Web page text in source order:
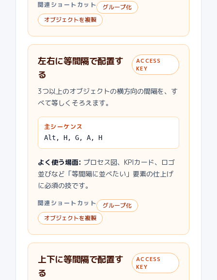
関連ショートカット
グループ化
オブジェクトを複製
左右に等間隔で配置す
る
ACCESS
KEY
3つ以上のオブジェクトの横方向の間隔を、す
べて等しくそろえます。
主シーケンス
Alt, H, G, A, H
よく使う場面: プロセス図、KPIカード、ロゴ
並びなど「等間隔に並べたい」要素の仕上げ
に必須の技です。
関連ショートカット
グループ化
オブジェクトを複製
上下に等間隔で配置す
る
ACCESS
KEY